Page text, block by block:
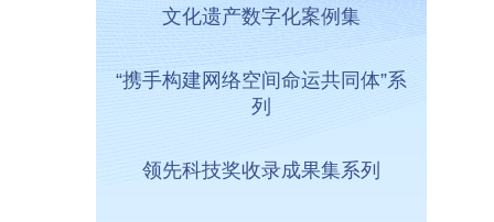
文化遗产数字化案例集
“携手构建网络空间命运共同体”系
列
领先科技奖收录成果集系列